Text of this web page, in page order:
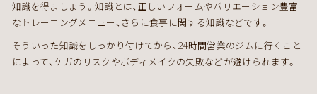
知識を得ましょう。知識とは、正しいフォームやバリエーション豊富
なトレーニングメニュー、さらに食事に関する知識などです。
そういった知識をしっかり付けてから、24時間営業のジムに行くこと
によって、ケガのリスクやボディメイクの失敗などが避けられます。